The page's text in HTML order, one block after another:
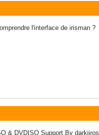
l'interface de irisman ?
& DVDISO Support By darkjiros